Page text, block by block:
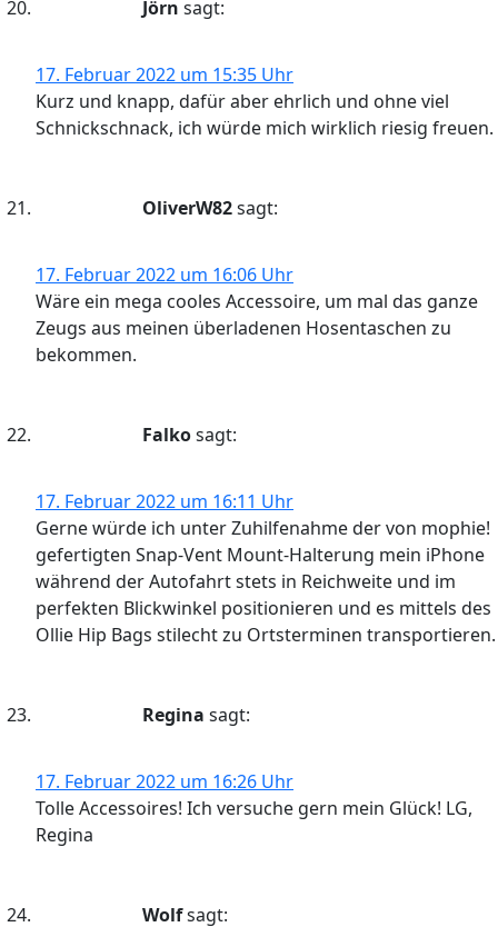
Jörn sagt:
17. Februar 2022 um 15:35 Uhr
Kurz und knapp, dafür aber ehrlich und ohne viel
Schnickschnack, ich würde mich wirklich riesig freuen.
OliverW82sagt:
17. Februar 2022 um 16:06 Uhr
Wäre ein mega cooles Accessoire, um mal das ganze
Zeugs aus meinen überladenen Hosentaschen zu
bekommen.
Falkosagt:
17. Februar 2022 um 16:11 Uhr
Gerne würde ich unter Zuhilfenahme der von mophie!
gefertigten Snap-Vent Mount-Halterung mein iPhone
während der Autofahrt stets in Reichweite und im
perfekten Blickwinkel positionieren und es mittels des
Ollie Hip Bags stilecht zu Ortsterminen transportieren.
Regina sagt:
17. Februar 2022 um 16:26 Uhr
Tolle Accessoires! Ich versuche gern mein Glück! LG,
Regina
Wolfsagt: